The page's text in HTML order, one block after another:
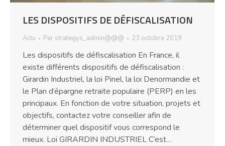
LES DISPOSITIFS DE DÉFISCALISATION
Actu Par strategys_admin@@@ 23 octobre 2019
Les dispositifs de défiscalisation En France, il
existe différents dispositifs de défiscalisation :
Girardin Industriel, la loi Pinel, la loi Denormandie et
le Plan d’épargne retraite populaire (PERP) en les
principaux. En fonction de votre situation, projets et
objectifs, contactez votre conseiller afin de
déterminer quel dispositif vous correspond le
mieux. Loi GIRARDIN INDUSTRIEL C’est…